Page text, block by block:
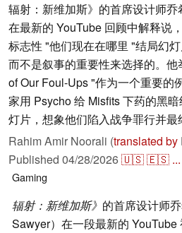
辐射：新维加斯》的首席设计师乔
在最新的 YouTube 回顾中解释说
标志性 "他们现在在哪里 "结局幻
而不是叙事的重要性来选择的。
of Our Foul-Ups "作为一个重要的
家用 Psycho 给 Misfits 下药的黑
灯片，想象他们陷入战争罪行并最
Rahim Amir Noorali (translated by
Published 04/28/2026🇺🇸🇪🇸 ...
Gaming
辐射：新维加斯》 的首席设计师
Sawyer）在一段最新的